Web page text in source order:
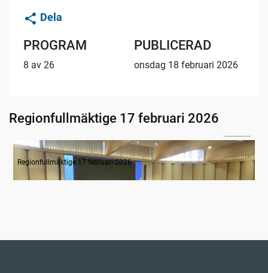
Dela
PROGRAM
8 av 26
PUBLICERAD
onsdag 18 februari 2026
Regionfullmäktige 17 februari 2026
Tyst minut för Monica Selin
Regionfullmäktige 17 februari 2026